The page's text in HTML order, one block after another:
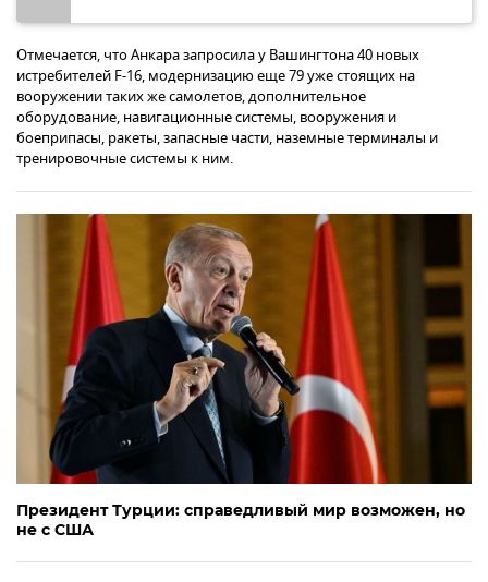
Отмечается, что Анкара запросила у Вашингтона 40 новых
истребителей F-16, модернизацию еще 79 уже стоящих на
вооружении таких же самолетов, дополнительное
оборудование, навигационные системы, вооружения и
боеприпасы, ракеты, запасные части, наземные терминалы и
тренировочные системы к ним.
Президент Турции: справедливый мир возможен, но
не с США